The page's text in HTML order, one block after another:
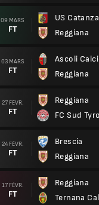
09 MARS
FT
US
Reggiana
03 MARS
FT
Ascoli
Reggiana
27 FÉVR.
FT
Reggiana
FC Sud
24 FÉVR.
FT
Brescia
Reggiana
17 FÉVR.
FT
Reggiana
Ternana